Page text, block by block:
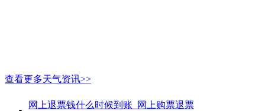
查看更多天气资讯>>
网上退票钱什么时候到账_网上购票退票